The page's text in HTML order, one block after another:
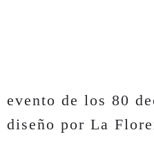
evento de los 80
diseño por La